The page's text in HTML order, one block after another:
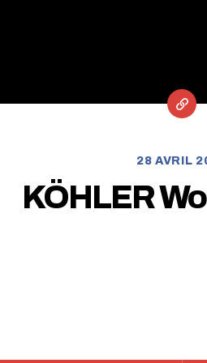
28 AVRIL
KÖHLER